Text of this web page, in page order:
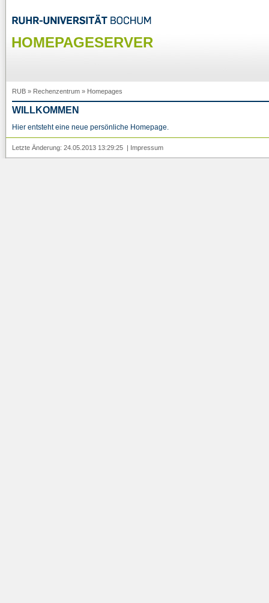
HOMEPAGESERVER
RUB » Rechenzentrum » Homepages
WILLKOMMEN
Hier entsteht eine neue persönliche Homepage.
Letzte Änderung: 24.05.2013 13:29:25 | Impressum